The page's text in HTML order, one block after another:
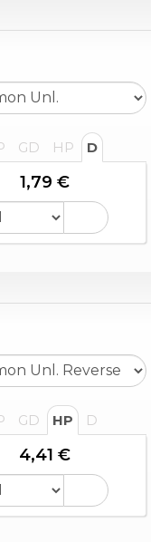
GD HP D
1,79 €
GD HP D
4,41 €